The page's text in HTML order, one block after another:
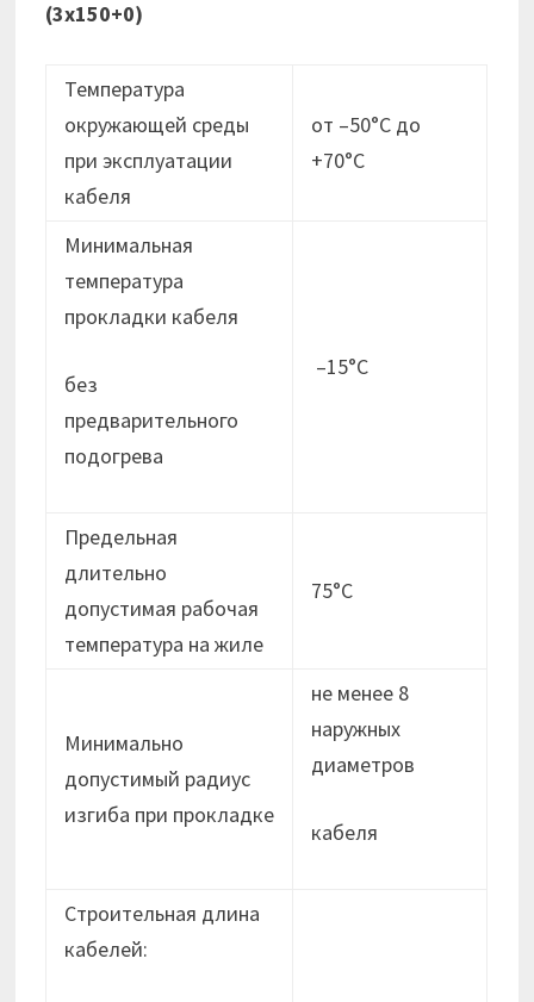
(3х150+0)
Температура
окружающей среды
при эксплуатации
кабеля
от –50°С до
+70°С
Минимальная
температура
прокладки кабеля
без
предварительного
подогрева
–15°С
Предельная
длительно
допустимая рабочая
температура на жиле
75°С
Минимально
допустимый радиус
изгиба при прокладке
не менее 8
наружных
диаметров
кабеля
Строительная длина
кабелей: